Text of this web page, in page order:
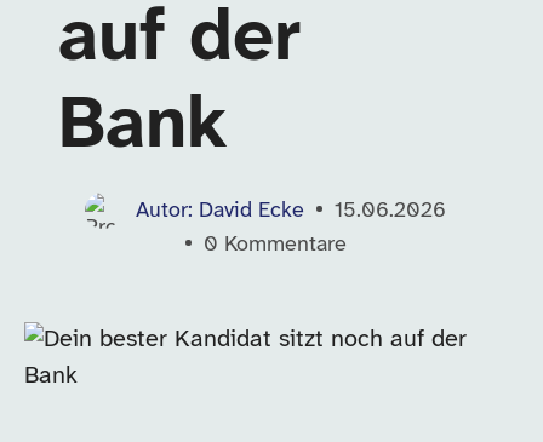
auf der
Bank
Autor: David Ecke
15.06.2026
0 Kommentare